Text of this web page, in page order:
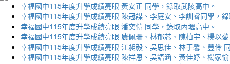
幸福國中115年度升學成績亮眼 黃安正 同學，錄取武陵高中。
幸福國中115年度升學成績亮眼 陳冠謀、李庭安、李訓睿同學，
幸福國中115年度升學成績亮眼 潘奕愷 同學，錄取內壢高中。
幸福國中115年度升學成績亮眼 農佩珊、林郁芯、陳柏宇、楊以
幸福國中115年度升學成績亮眼 江昶毅、吳思佳、林于馨、豐伶
幸福國中115年度升學成績亮眼 陳祥恩、吳語涵、黃佳妤、楊家